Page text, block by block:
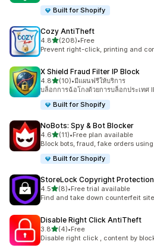
Built for Shopify
Cozy AntiTheft
4.8เต็ม 5 ดาว
(208)
ทั้งหมด 208 รีวิว
•Free
Prevent right-click, printing and
X Shield Fraud Filter IP Block
4.8เต็ม 5 ดาว
(10)
ทั้งหมด 10 รีวิว
•มีแผนฟรีให้บริการ
บล็อกการฉ้อโกงด้วยการบล็อกประเทศ
Built for Shopify
NoBots: Spy & Bot Blocker
4.6เต็ม 5 ดาว
(11)
ทั้งหมด 11 รีวิว
•Free plan available
Block bots, fraud, fake orders
Built for Shopify
StoreLock Copyright Protection
4.5เต็ม 5 ดาว
(8)
ทั้งหมด 8 รีวิว
•Free trial available
Find and take down counterfeit
Disable Right Click AntiTheft
3.8เต็ม 5 ดาว
(4)
ทั้งหมด 4 รีวิว
•Free
Disable right click , content by